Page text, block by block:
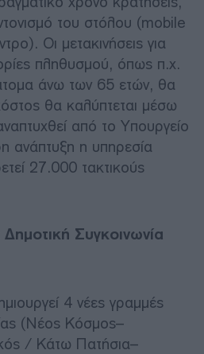
του στόλου (mobile
Οι μετακινήσεις για
πληθυσμού, όπως π.χ.
άνω των 65 ετών, θα
θα καλύπτεται μέσω
από το Υπουργείο
η υπηρεσία
27.000 τακτικούς
Συγκοινωνία
4 νέες γραμμές
(Νέος Κόσμος–
/ Κάτω Πατήσια–